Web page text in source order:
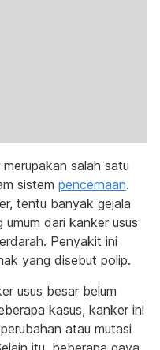
salah satu
sistem pencernaan.
tentu banyak gejala
umum dari kanker usus
Penyakit ini
yang disebut polip.
usus besar belum
kasus, kanker ini
atau mutasi